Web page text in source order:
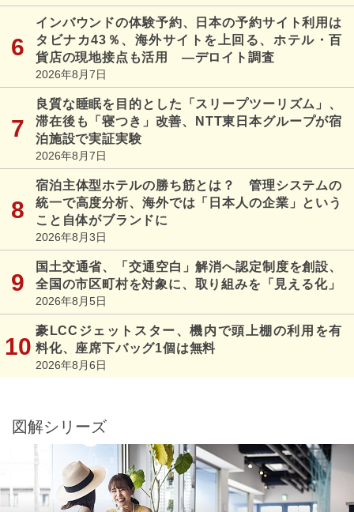
インバウンドの体験予約、日本の予約サイト利用は
タビナカ43％、海外サイトを上回る、ホテル・百
貨店の現地接点も活用 ―デロイト調査
2026年8月7日
良質な睡眠を目的とした「スリープツーリズム」、
滞在後も「寝つき」改善、NTT東日本グループが宿
泊施設で実証実験
2026年8月7日
宿泊主体型ホテルの勝ち筋とは？ 管理システムの
統一で高度分析、海外では「日本人の企業」という
こと自体がブランドに
2026年8月3日
国土交通省、「交通空白」解消へ認定制度を創設、
全国の市区町村を対象に、取り組みを「見える化」
2026年8月5日
豪LCCジェットスター、機内で頭上棚の利用を有
料化、座席下バッグ1個は無料
2026年8月6日
図解シリーズ